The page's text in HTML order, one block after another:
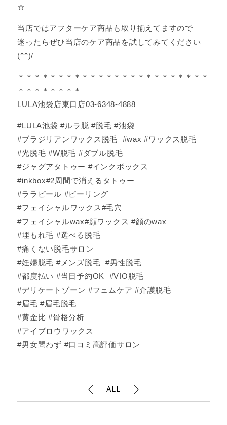
☆
当店ではアフターケア商品も取り揃えてますので
迷ったらぜひ当店のケア商品を試してみてください
(^^)/
＊＊＊＊＊＊＊＊＊＊＊＊＊＊＊＊＊＊＊＊＊＊＊＊
＊＊＊＊＊＊＊＊
LULA池袋店東口店03-6348-4888
#LULA池袋 #ルラ脱 #脱毛 #池袋
#ブラジリアンワックス脱毛 #wax #ワックス脱毛
#光脱毛 #W脱毛 #ダブル脱毛
#ジャグアタトゥー #インクボックス
#inkbox#2周間で消えるタトゥー
#ララピール #ピーリング
#フェイシャルワックス#毛穴
#フェイシャルwax#顔ワックス #顔のwax
#埋もれ毛 #選べる脱毛
#痛くない脱毛サロン
#妊婦脱毛 #メンズ脱毛 #男性脱毛
#都度払い #当日予約OK #VIO脱毛
#デリケートゾーン #フェムケア #介護脱毛
#眉毛 #眉毛脱毛
#黄金比 #骨格分析
#アイブロウワックス
#男女問わず #口コミ高評価サロン
ALL